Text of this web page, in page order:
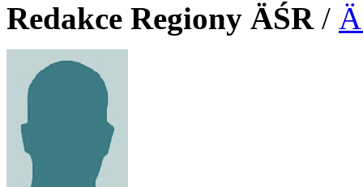
Redakce Regiony ÄŚR/